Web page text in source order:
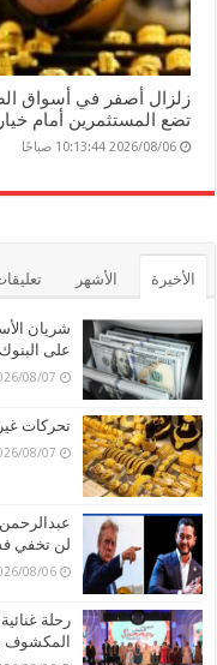
زلزال أصفر في أسواق
تضع المستثمرين أمام
2026/08/06 10:13:44 صباحًا
الأخيرة الأشهر
شريان
على
2026/08/07 5:03:45
تحركات
2026/08/07 4:57:36
لن تخفي
2026/08/06 3:55:01
رحلة
المكشوف بـ